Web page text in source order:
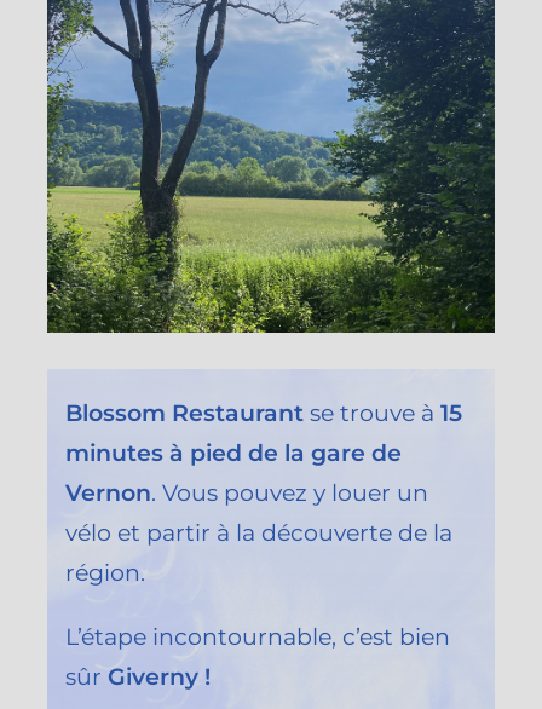
Blossom Restaurantse trouve à 15
minutes à pied de la gare de
Vernon. Vous pouvez y louer un
vélo et partir à la découverte de la
région.
L’étape incontournable, c’est bien
sûr Giverny !